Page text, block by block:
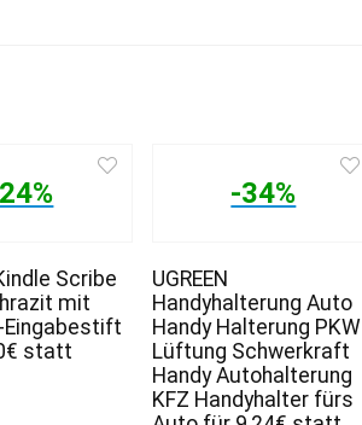
Scribe
mit
statt
-34%
UGREEN
Handyhalterung Auto
Handy Halterung PKW
Lüftung Schwerkraft
Handy Autohalterung
KFZ Handyhalter fürs